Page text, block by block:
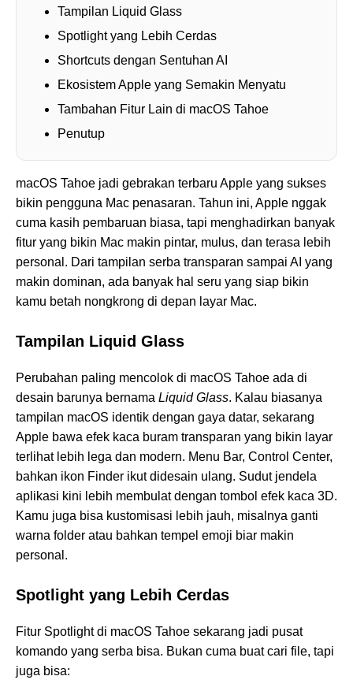
Tampilan Liquid Glass
Spotlight yang Lebih Cerdas
Shortcuts dengan Sentuhan AI
Ekosistem Apple yang Semakin Menyatu
Tambahan Fitur Lain di macOS Tahoe
Penutup
macOS Tahoe jadi gebrakan terbaru Apple yang sukses
bikin pengguna Mac penasaran. Tahun ini, Apple nggak
cuma kasih pembaruan biasa, tapi menghadirkan banyak
fitur yang bikin Mac makin pintar, mulus, dan terasa lebih
personal. Dari tampilan serba transparan sampai AI yang
makin dominan, ada banyak hal seru yang siap bikin
kamu betah nongkrong di depan layar Mac.
Tampilan Liquid Glass
Perubahan paling mencolok di macOS Tahoe ada di
desain barunya bernama Liquid Glass. Kalau biasanya
tampilan macOS identik dengan gaya datar, sekarang
Apple bawa efek kaca buram transparan yang bikin layar
terlihat lebih lega dan modern. Menu Bar, Control Center,
bahkan ikon Finder ikut didesain ulang. Sudut jendela
aplikasi kini lebih membulat dengan tombol efek kaca 3D.
Kamu juga bisa kustomisasi lebih jauh, misalnya ganti
warna folder atau bahkan tempel emoji biar makin
personal.
Spotlight yang Lebih Cerdas
Fitur Spotlight di macOS Tahoe sekarang jadi pusat
komando yang serba bisa. Bukan cuma buat cari file, tapi
juga bisa: